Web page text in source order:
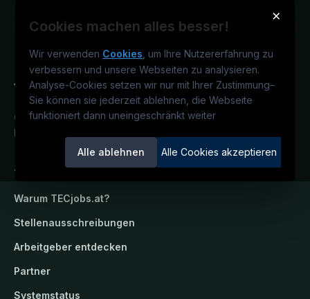
×
Cookies machen alles besser!
Wir verwenden Cookies , um Ihre Nutzererfahrung zu
verbessern und unsere Webseiten zu analysieren.
Analyse-Cookies setzen wir nur mit Ihrer Zustimmung–
Sie können sie jederzeit ablehnen, die Webseite
funktioniert dann uneingeschränkt weiter
Alle ablehnen Alle Cookies akzeptieren
Österreichs technisches Karriereportal.
Ein Service der candidatis GmbH.
TECjobs.at
Warum TECjobs.at?
Stellenausschreibungen
Arbeitgeber entdecken
Partner
Systemstatus